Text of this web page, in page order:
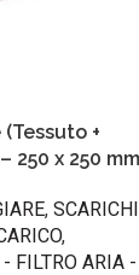
+
250 x 250 mm
, SCARICHI
,
FILTRO ARIA -